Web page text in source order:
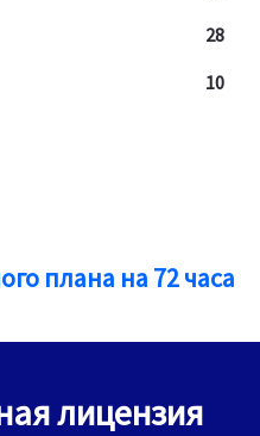
28
10
плана на 72 часа
лицензия